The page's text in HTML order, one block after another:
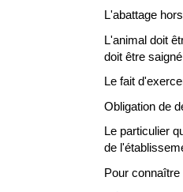
L'abattage
L'animal doit
doit être
Le fait
Obligation de
Le particulier
de
Pour